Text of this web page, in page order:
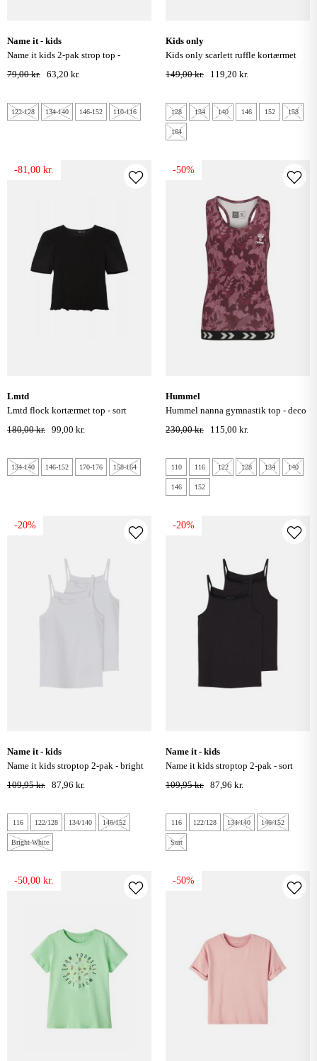
name it - kids
name it kids 2-pak strop top -
elderberry
79,00 kr. 63,20 kr.
122-128 134-140 146-152 110-116
kids only
kids only scarlett ruffle kortærmet
top - chalk violet
149,00 kr. 119,20 kr.
128 134 140 146 152 158
164
-81,00 kr.
lmtd
lmtd flock kortærmet top - sort
180,00 kr. 99,00 kr.
134-140 146-152 170-176 158-164
-50%
hummel
hummel nanna gymnastik top - deco
rose
230,00 kr. 115,00 kr.
110 116 122 128 134 140
146 152
-20%
name it - kids
name it kids stroptop 2-pak - bright
white
109,95 kr. 87,96 kr.
116 122/128 134/140 146/152
Bright White
-20%
name it - kids
name it kids stroptop 2-pak - sort
109,95 kr. 87,96 kr.
116 122/128 134/140 146/152
Sort
-50,00 kr. -50%